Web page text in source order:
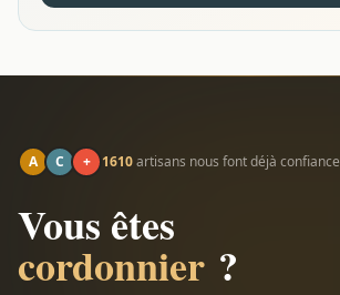
A C + 1610artisans nous font déjà confiance
Vous êtes
cordonnier ?